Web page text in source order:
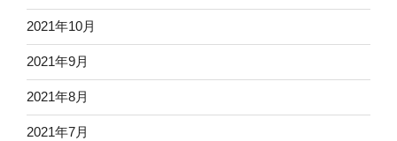
2021年10月
2021年9月
2021年8月
2021年7月